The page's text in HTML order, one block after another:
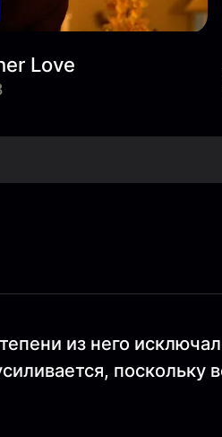
Love
из него
поскольку